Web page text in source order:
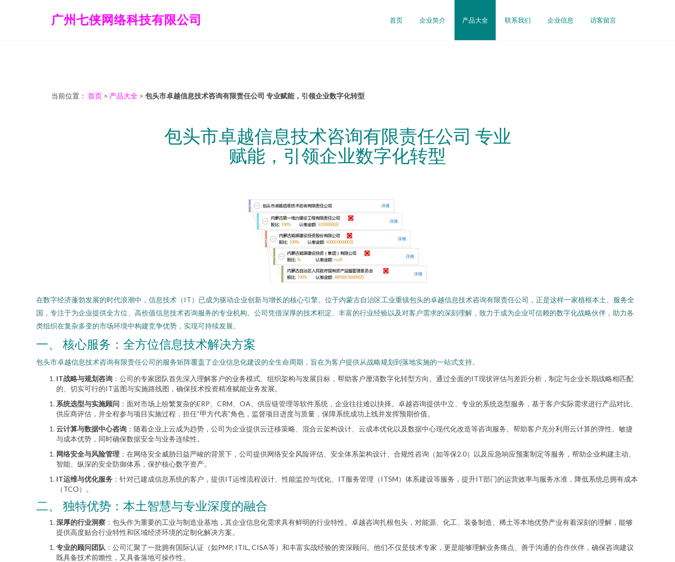
广州七侠网络科技有限公司 首页 企业简介 产品大全 联系我们 企业信息 访客留言
当前位置： 首页 > 产品大全 > 包头市卓越信息技术咨询有限责任公司 专业赋能，引领企业数字化转型
包头市卓越信息技术咨询有限责任公司 专业
赋能，引领企业数字化转型
在数字经济蓬勃发展的时代浪潮中，信息技术（IT）已成为驱动企业创新与增长的核心引擎。位于内蒙古自治区工业重镇包头的卓越信息技术咨询有限责任公司，正是这样一家植根本土、服务全
国，专注于为企业提供全方位、高价值信息技术咨询服务的专业机构。公司凭借深厚的技术积淀、丰富的行业经验以及对客户需求的深刻理解，致力于成为企业可信赖的数字化战略伙伴，助力各
类组织在复杂多变的市场环境中构建竞争优势，实现可持续发展。
一、 核心服务：全方位信息技术解决方案
包头市卓越信息技术咨询有限责任公司的服务矩阵覆盖了企业信息化建设的全生命周期，旨在为客户提供从战略规划到落地实施的一站式支持。
IT战略与规划咨询 ：公司的专家团队首先深入理解客户的业务模式、组织架构与发展目标，帮助客户厘清数字化转型方向。通过全面的IT现状评估与差距分析，制定与企业长期战略相匹配
的、切实可行的IT蓝图与实施路线图，确保技术投资精准赋能业务发展。
系统选型与实施顾问 ：面对市场上纷繁复杂的ERP、CRM、OA、供应链管理等软件系统，企业往往难以抉择。卓越咨询提供中立、专业的系统选型服务，基于客户实际需求进行产品对比、
供应商评估，并全程参与项目实施过程，担任“甲方代表”角色，监督项目进度与质量，保障系统成功上线并发挥预期价值。
云计算与数据中心咨询 ：随着企业上云成为趋势，公司为企业提供云迁移策略、混合云架构设计、云成本优化以及数据中心现代化改造等咨询服务。帮助客户充分利用云计算的弹性、敏捷
与成本优势，同时确保数据安全与业务连续性。
网络安全与风险管理 ：在网络安全威胁日益严峻的背景下，公司提供网络安全风险评估、安全体系架构设计、合规性咨询（如等保2.0）以及应急响应预案制定等服务，帮助企业构建主动、
智能、纵深的安全防御体系，保护核心数字资产。
IT运维与优化服务 ：针对已建成信息系统的客户，提供IT运维流程设计、性能监控与优化、IT服务管理（ITSM）体系建设等服务，提升IT部门的运营效率与服务水准，降低系统总拥有成本
（TCO）。
二、 独特优势：本土智慧与专业深度的融合
深厚的行业洞察 ：包头作为重要的工业与制造业基地，其企业信息化需求具有鲜明的行业特性。卓越咨询扎根包头，对能源、化工、装备制造、稀土等本地优势产业有着深刻的理解，能够
提供高度贴合行业特性和区域经济环境的定制化解决方案。
专业的顾问团队 ：公司汇聚了一批拥有国际认证（如PMP, ITIL, CISA等）和丰富实战经验的资深顾问。他们不仅是技术专家，更是能够理解业务痛点、善于沟通的合作伙伴，确保咨询建议
既具备技术前瞻性，又具备落地可操作性。